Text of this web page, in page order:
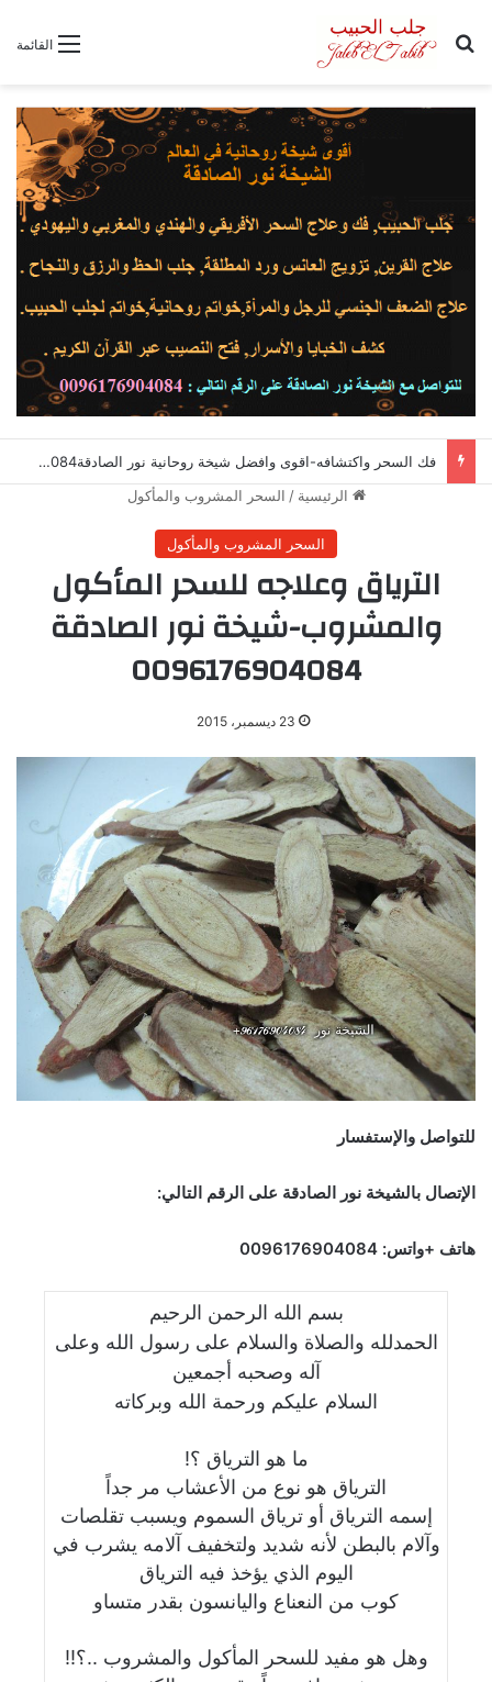
القائمة بحث عن
فك السحر واكتشافه-اقوى وافضل شيخة روحانية نور الصادقة0096176904084
الرئيسية / السحر المشروب والمأكول
السحر المشروب والمأكول
الترياق وعلاجه للسحر المأكول
والمشروب-شيخة نور الصادقة
0096176904084
23 ديسمبر، 2015
للتواصل والإستفسار
الإتصال بالشيخة نور الصادقة على الرقم التالي:
هاتف +واتس: 0096176904084
بسم الله الرحمن الرحيم
الحمدلله والصلاة والسلام على رسول الله وعلى
آله وصحبه أجمعين
السلام عليكم ورحمة الله وبركاته
ما هو الترياق ؟!
الترياق هو نوع من الأعشاب مر جداً
إسمه الترياق أو ترياق السموم ويسبب تقلصات
وآلام بالبطن لأنه شديد ولتخفيف آلامه يشرب في
اليوم الذي يؤخذ فيه الترياق
كوب من النعناع واليانسون بقدر متساو
وهل هو مفيد للسحر المأكول والمشروب ..؟!!